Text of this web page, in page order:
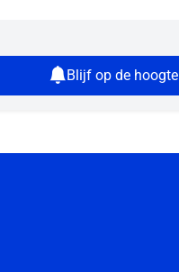
Blijf op de hoogte